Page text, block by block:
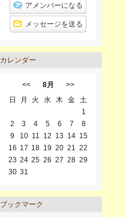
アメンバーになる
メッセージを送る
カレンダー
<< 8月
>>
日
月 火 水 木 金 土
1
2
3 4 5 6 7
8
9
10 11 12 13 14 15
16 17 18 19 20 21 22
23 24 25 26 27 28 29
30 31
ブックマーク